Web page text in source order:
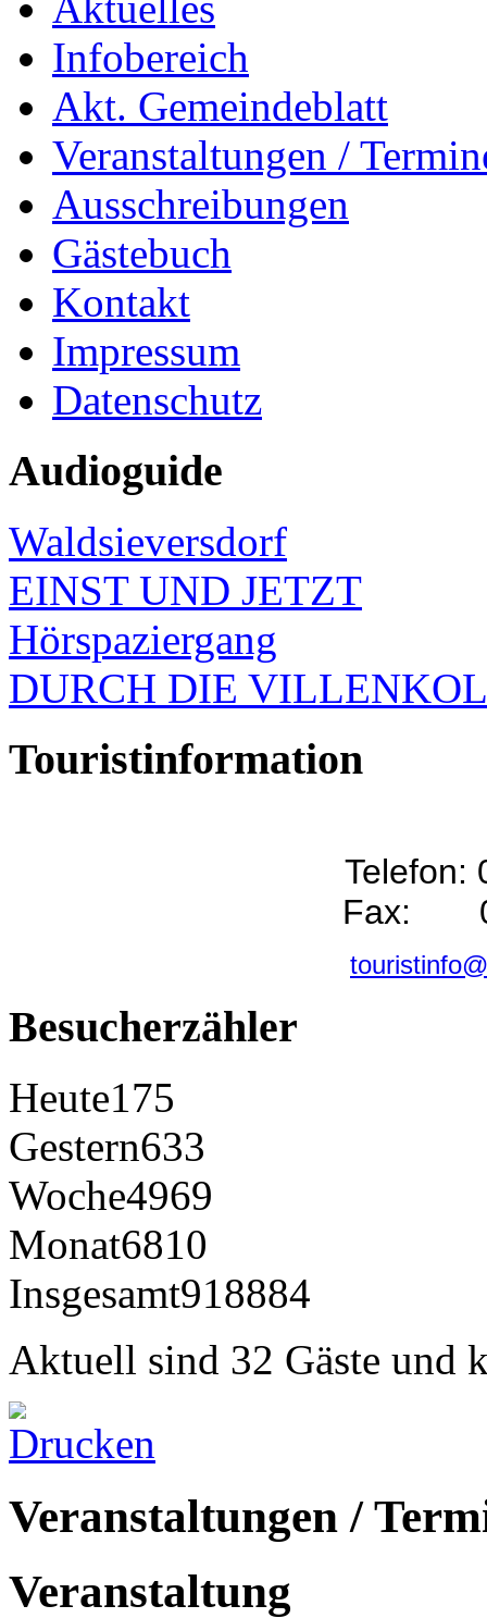
Infobereich
Akt. Gemeindeblatt
Veranstaltungen /
Ausschreibungen
Gästebuch
Kontakt
Impressum
Datenschutz
Audioguide
Waldsieversdorf
EINST UND JETZT
Hörspaziergang
DURCH DIE
Touristinformation
Telefon:
Fax:
Besucherzähler
Heute175
Gestern633
Woche4969
Monat6810
Insgesamt918884
Aktuell sind 32 Gäste und
Veranstaltungen /
Veranstaltung